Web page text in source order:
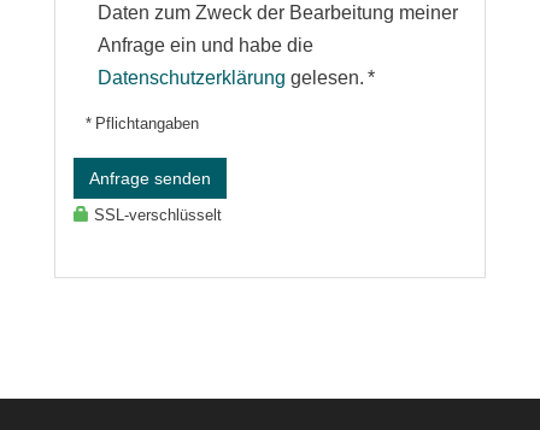
Daten zum Zweck der Bearbeitung meiner
Anfrage ein und habe die
Datenschutzerklärung gelesen. *
* Pflichtangaben
Anfrage senden
SSL-verschlüsselt